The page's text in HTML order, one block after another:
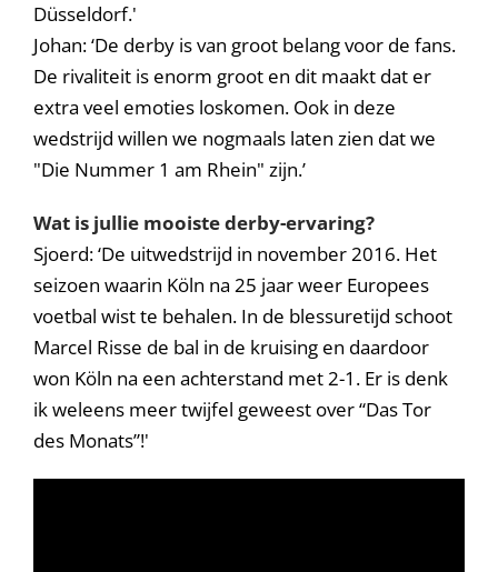
Düsseldorf.'
Johan: ‘De derby is van groot belang voor de fans.
De rivaliteit is enorm groot en dit maakt dat er
extra veel emoties loskomen. Ook in deze
wedstrijd willen we nogmaals laten zien dat we
"Die Nummer 1 am Rhein" zijn.’
Wat is jullie mooiste derby-ervaring?
Sjoerd: ‘De uitwedstrijd in november 2016. Het
seizoen waarin Köln na 25 jaar weer Europees
voetbal wist te behalen. In de blessuretijd schoot
Marcel Risse de bal in de kruising en daardoor
won Köln na een achterstand met 2-1. Er is denk
ik weleens meer twijfel geweest over “Das Tor
des Monats”!'